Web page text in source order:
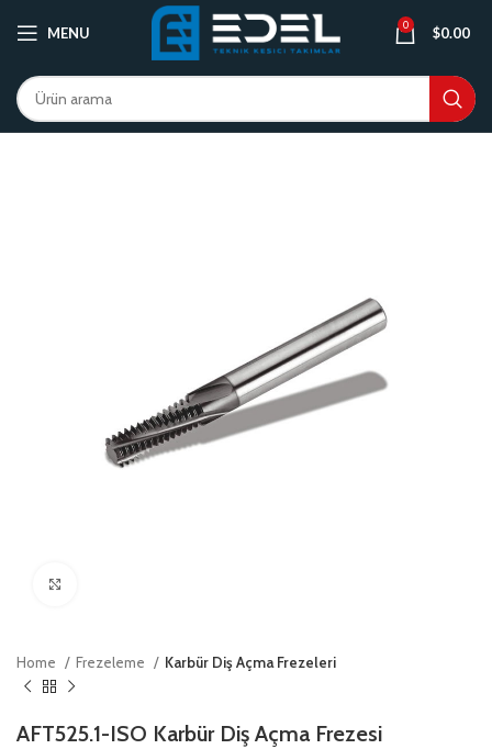
MENU 0 $0.00
Home Frezeleme Karbür Diş Açma Frezeleri
AFT525.1-ISO Karbür Diş Açma Frezesi